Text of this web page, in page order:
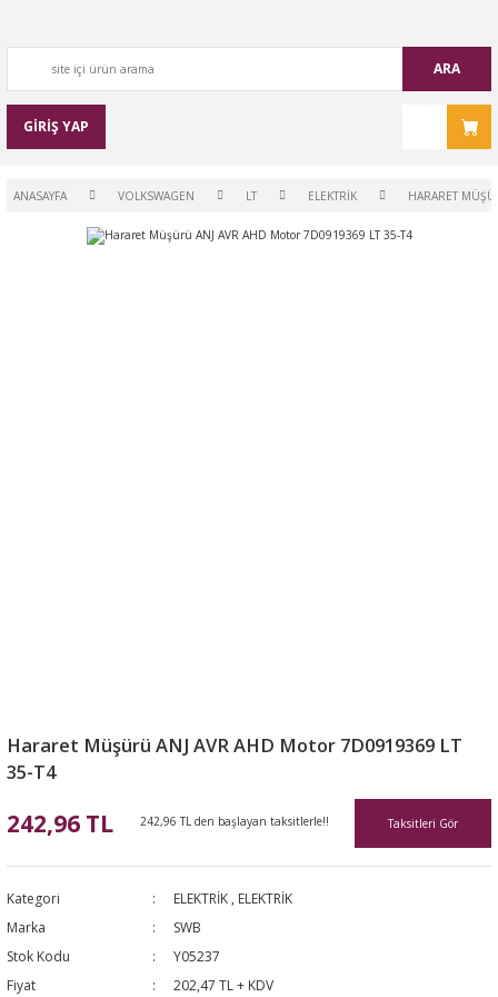
ARA
GİRİŞ YAP
ANASAYFA VOLKSWAGEN LT ELEKTRİK HARARET
Hararet Müşürü ANJ AVR AHD Motor 7D0919369 LT
35-T4
242,96 TL 242,96 TL den başlayan taksitlerle!! Taksitleri Gör
Kategori ELEKTRİK , ELEKTRİK
Marka
SWB
Stok Kodu
Y05237
Fiyat
202,47 TL + KDV